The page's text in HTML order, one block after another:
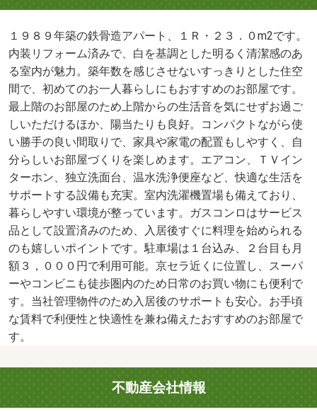
１９８９年築の鉄骨造アパート、１Ｒ・２３．０m2です。
内装リフォーム済みで、白を基調とした明るく清潔感のあ
る室内が魅力。築年数を感じさせないすっきりとした住空
間で、初めてのお一人暮らしにもおすすめのお部屋です。
最上階のお部屋のため上階からの生活音を気にせずお過ご
しいただけるほか、陽当たりも良好。コンパクトながら使
い勝手の良い間取りで、家具や家電の配置もしやすく、自
分らしいお部屋づくりを楽しめます。エアコン、ＴＶイン
ターホン、独立洗面台、温水洗浄便座など、快適な生活を
サポートする設備も充実。室内洗濯機置場も備えており、
暮らしやすい環境が整っています。ガスコンロはサービス
品として設置済みのため、入居後すぐに料理を始められる
のも嬉しいポイントです。駐車場は１台込み、２台目も月
額３，０００円で利用可能。京セラ近くに位置し、スーパ
ーやコンビニも徒歩圏内のため日常のお買い物にも便利で
す。当社管理物件のため入居後のサポートも安心。お手頃
な賃料で利便性と快適性を兼ね備えたおすすめのお部屋で
す。
不動産会社情報